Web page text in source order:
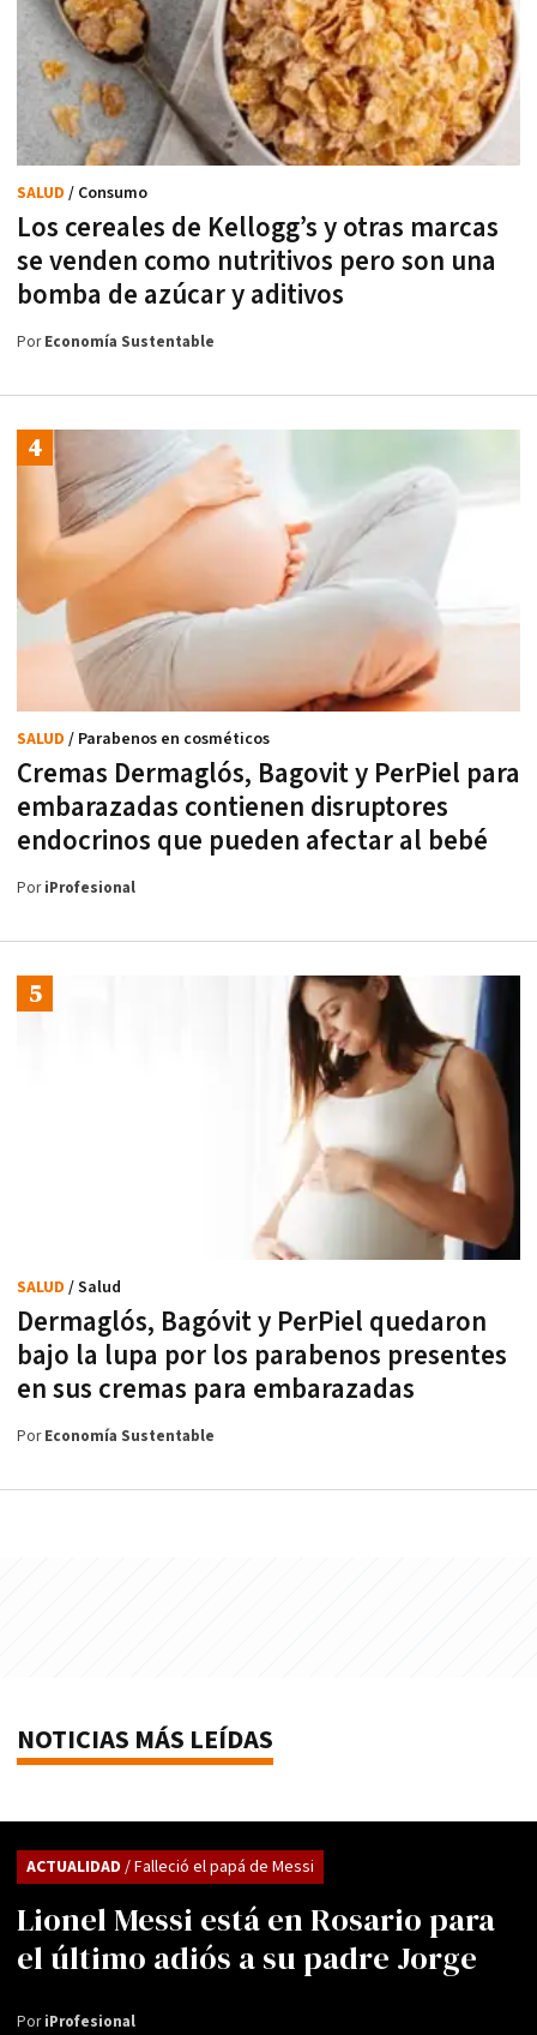
Los cereales de Kellogg’s y otras marcas
se venden como nutritivos pero son una
bomba de azúcar y aditivos
SALUD / Consumo
PorEconomía Sustentable
Cremas Dermaglós, Bagovit y PerPiel para
embarazadas contienen disruptores
endocrinos que pueden afectar al bebé
SALUD / Parabenos en cosméticos
PoriProfesional
Dermaglós, Bagóvit y PerPiel quedaron
bajo la lupa por los parabenos presentes
en sus cremas para embarazadas
SALUD / Salud
PorEconomía Sustentable
NOTICIAS MÁS LEÍDAS
Lionel Messi está en Rosario para
el último adiós a su padre Jorge
ACTUALIDAD / Falleció el papá de Messi
PoriProfesional